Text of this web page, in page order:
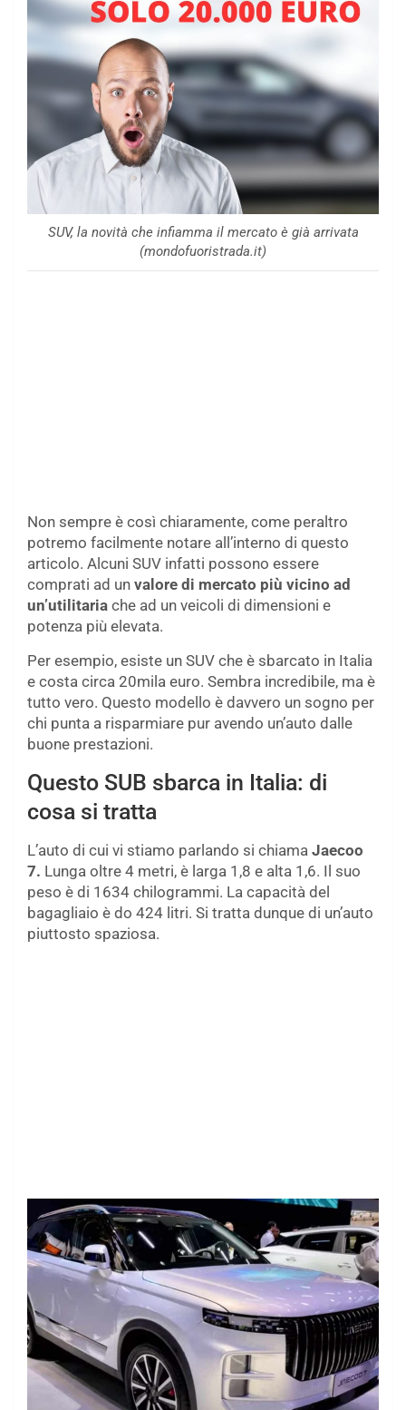
SUV, la novità che infiamma il mercato è già arrivata
(mondofuoristrada.it)
Non sempre è così chiaramente, come peraltro
potremo facilmente notare all’interno di questo
articolo. Alcuni SUV infatti possono essere
comprati ad un valore di mercato più vicino ad
un’utilitaria che ad un veicoli di dimensioni e
potenza più elevata.
Per esempio, esiste un SUV che è sbarcato in Italia
e costa circa 20mila euro. Sembra incredibile, ma è
tutto vero. Questo modello è davvero un sogno per
chi punta a risparmiare pur avendo un’auto dalle
buone prestazioni.
Questo SUB sbarca in Italia: di
cosa si tratta
L’auto di cui vi stiamo parlando si chiama Jaecoo
7. Lunga oltre 4 metri, è larga 1,8 e alta 1,6. Il suo
peso è di 1634 chilogrammi. La capacità del
bagagliaio è do 424 litri. Si tratta dunque di un’auto
piuttosto spaziosa.